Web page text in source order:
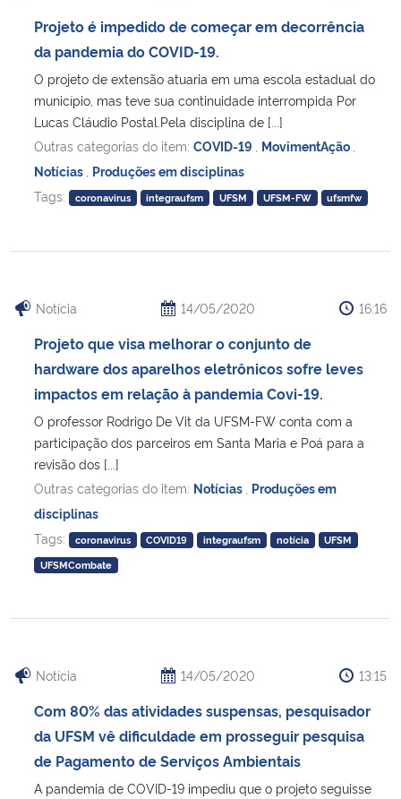
Projeto é impedido de começar em decorrência
da pandemia do COVID-19.
O projeto de extensão atuaria em uma escola estadual do
município, mas teve sua continuidade interrompida Por
Lucas Cláudio Postal.Pela disciplina de [...]
Outras categorias do item: COVID-19 MovimentAção
Notícias Produções em disciplinas
Tags:
coronavirus integraufsm UFSM UFSM-FW ufsmfw
Notícia 14/05/2020 16:16
Projeto que visa melhorar o conjunto de
hardware dos aparelhos eletrônicos sofre leves
impactos em relação à pandemia Covi-19.
O professor Rodrigo De Vit da UFSM-FW conta com a
participação dos parceiros em Santa Maria e Poá para a
revisão dos [...]
Outras categorias do item: Notícias Produções em
disciplinas
Tags:
coronavirus COVID19 integraufsm notícia
UFSM
UFSMCombate
Notícia 14/05/2020 13:15
Com 80% das atividades suspensas, pesquisador
da UFSM vê dificuldade em prosseguir pesquisa
de Pagamento de Serviços Ambientais
A pandemia de COVID-19 impediu que o projeto seguisse